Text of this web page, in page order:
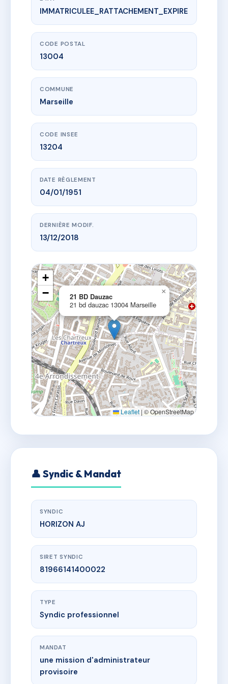
www.vme.plus/AD6425466
21 BD Dauzac
21 bd dauzac
IMMATRICULEE_RATTACHEMENT_EXPIRE
CODE POSTAL
13004
COMMUNE
Marseille
CODE INSEE
13204
DATE RÈGLEMENT
04/01/1951
DERNIÈRE MODIF.
13/12/2018
21 BD Dauzac
21 bd dauzac 13004 Marseille
×
+
−
Leaflet | © OpenStreetMap
👤 Syndic & Mandat
SYNDIC
HORIZON AJ
SIRET SYNDIC
81966141400022
TYPE
Syndic professionnel
MANDAT
une mission d'administrateur
provisoire